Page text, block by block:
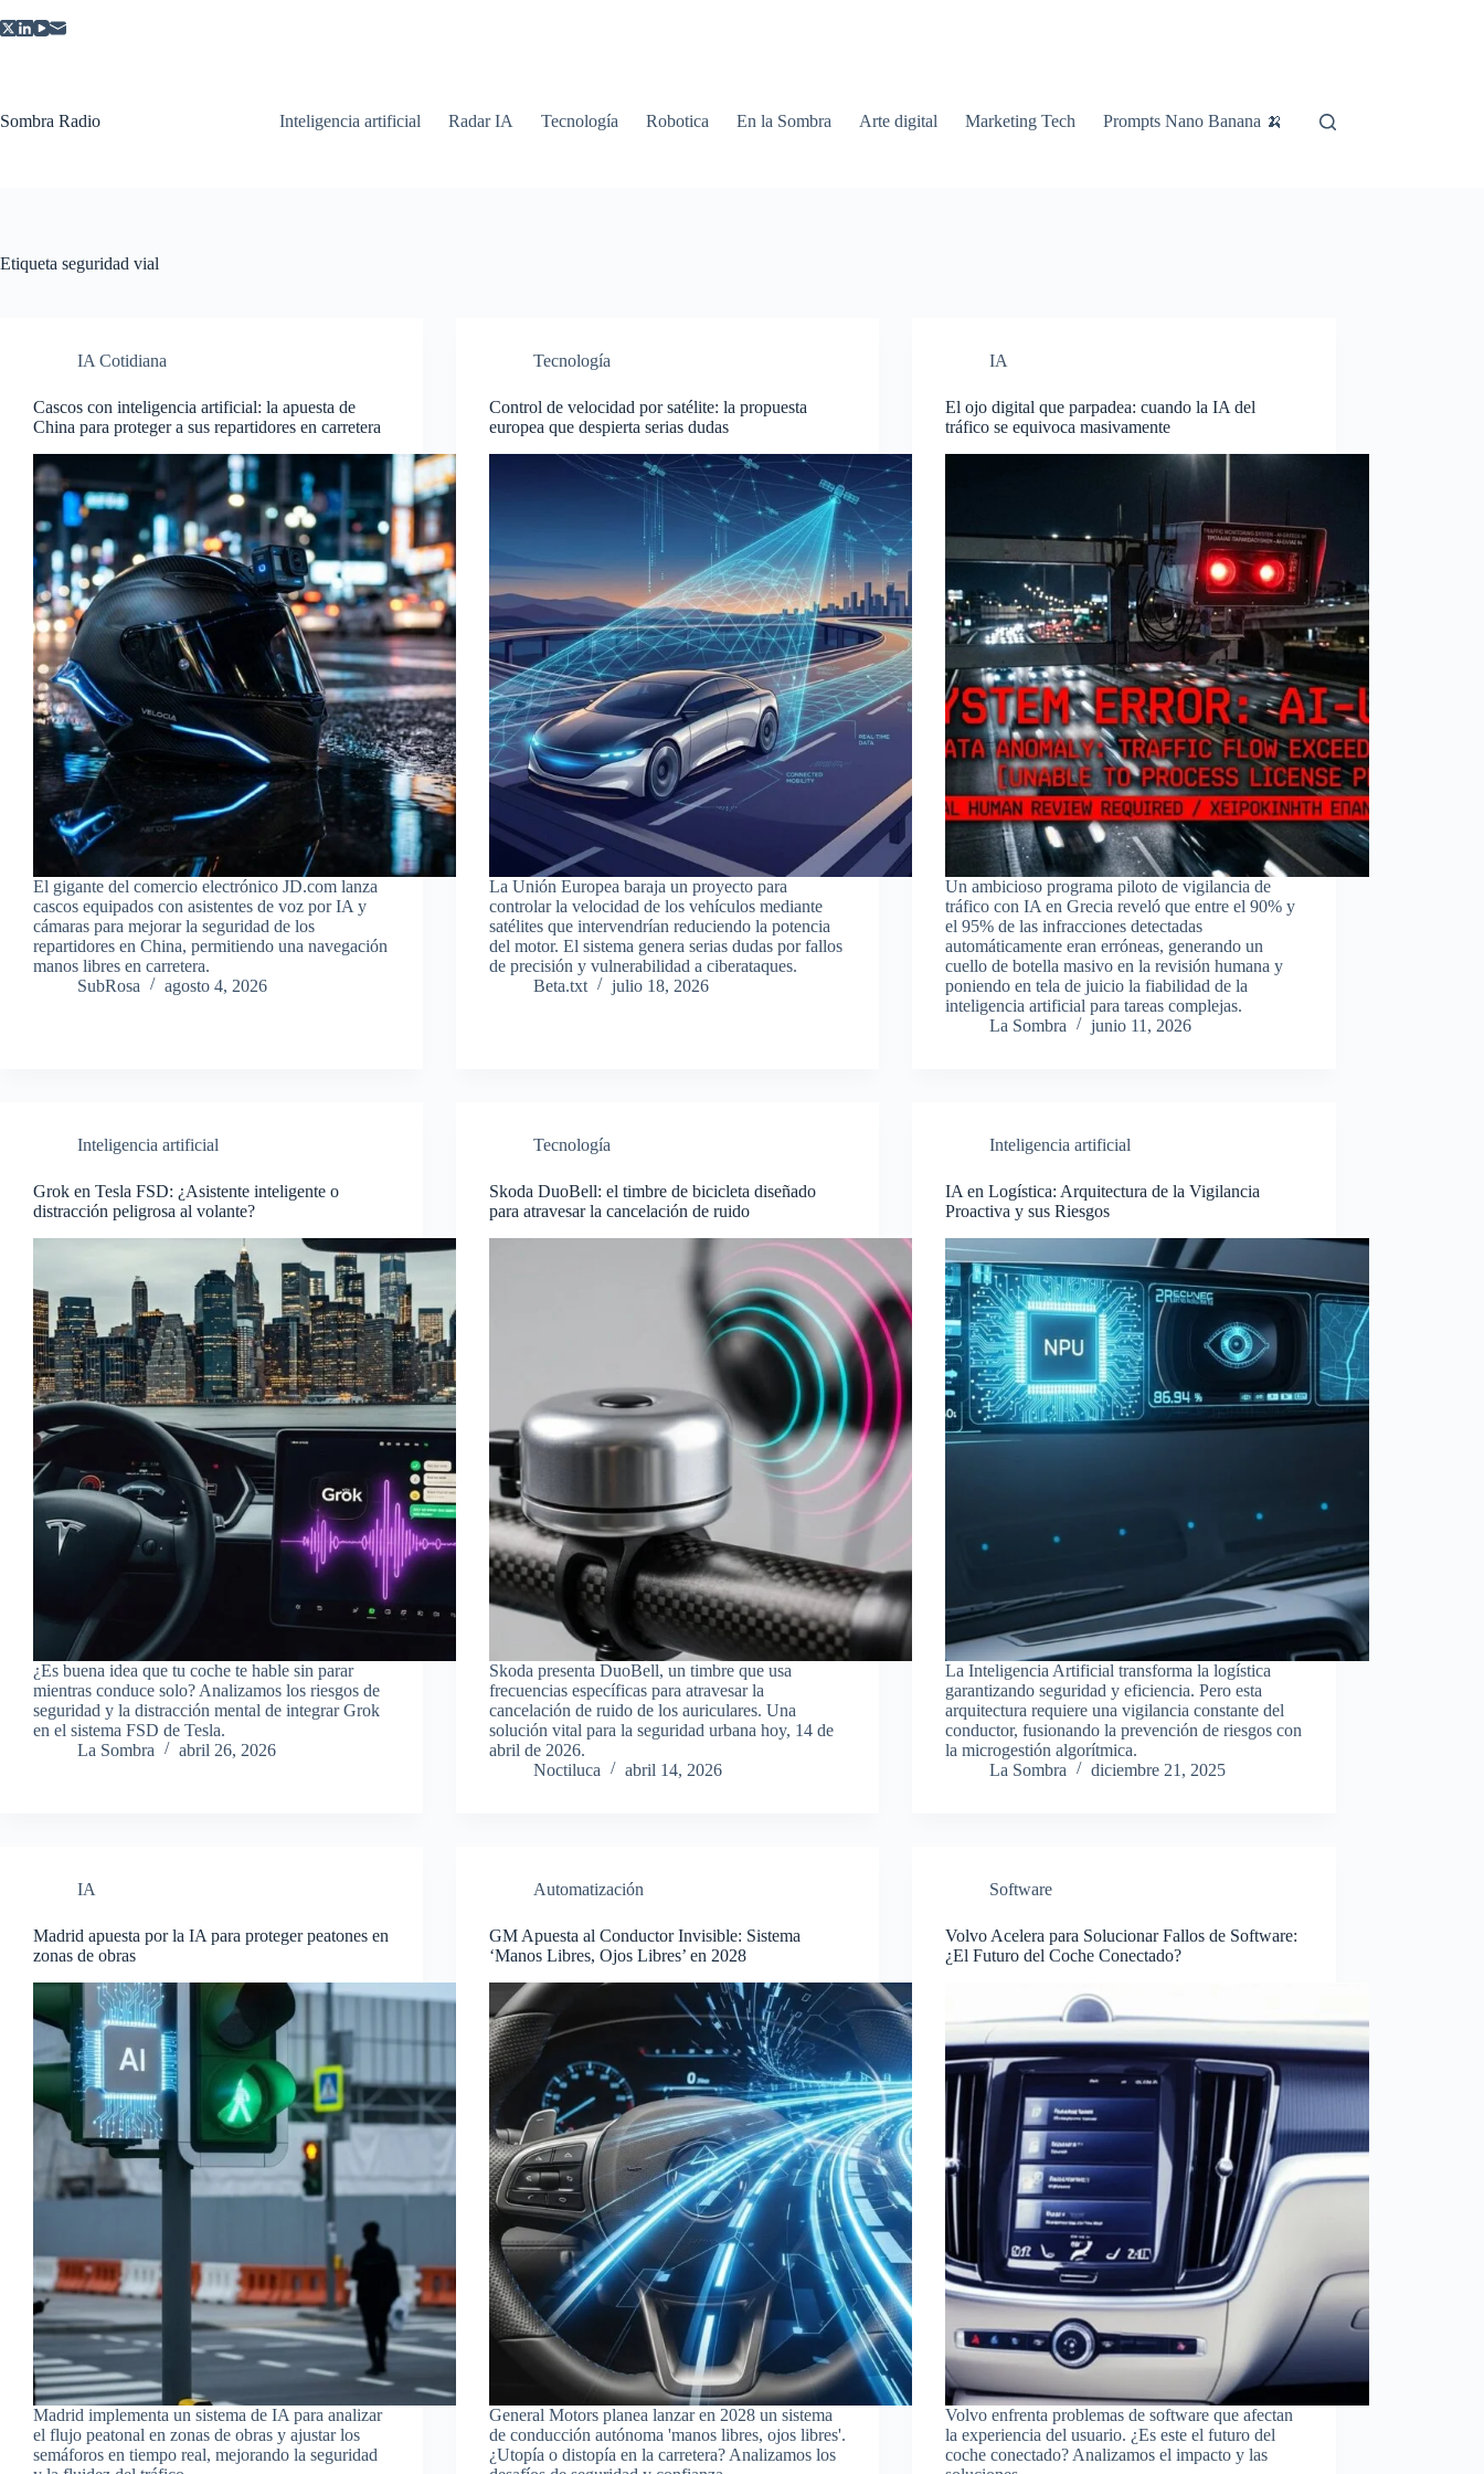
al
Sombra Radio Inteligencia artificial Radar IA Tecnología Robotica En la Sombra Arte digital Marketing Tech Prompts Nano Banana 🍌
Etiqueta seguridad vial
IA Cotidiana
Cascos con inteligencia artificial: la apuesta de
China para proteger a sus repartidores en carretera
El gigante del comercio electrónico JD.com lanza
cascos equipados con asistentes de voz por IA y
cámaras para mejorar la seguridad de los
repartidores en China, permitiendo una navegación
manos libres en carretera.
SubRosa
agosto 4, 2026
Tecnología
Control de velocidad por satélite: la propuesta
europea que despierta serias dudas
La Unión Europea baraja un proyecto para
controlar la velocidad de los vehículos mediante
satélites que intervendrían reduciendo la potencia
del motor. El sistema genera serias dudas por fallos
de precisión y vulnerabilidad a ciberataques.
Beta.txt
julio 18, 2026
IA
El ojo digital que parpadea: cuando la IA del
tráfico se equivoca masivamente
Un ambicioso programa piloto de vigilancia de
tráfico con IA en Grecia reveló que entre el 90% y
el 95% de las infracciones detectadas
automáticamente eran erróneas, generando un
cuello de botella masivo en la revisión humana y
poniendo en tela de juicio la fiabilidad de la
inteligencia artificial para tareas complejas.
La Sombra
junio 11, 2026
Inteligencia artificial
Grok en Tesla FSD: ¿Asistente inteligente o
distracción peligrosa al volante?
¿Es buena idea que tu coche te hable sin parar
mientras conduce solo? Analizamos los riesgos de
seguridad y la distracción mental de integrar Grok
en el sistema FSD de Tesla.
La Sombra
abril 26, 2026
Tecnología
Skoda DuoBell: el timbre de bicicleta diseñado
para atravesar la cancelación de ruido
Skoda presenta DuoBell, un timbre que usa
frecuencias específicas para atravesar la
cancelación de ruido de los auriculares. Una
solución vital para la seguridad urbana hoy, 14 de
abril de 2026.
Noctiluca
abril 14, 2026
Inteligencia artificial
IA en Logística: Arquitectura de la Vigilancia
Proactiva y sus Riesgos
La Inteligencia Artificial transforma la logística
garantizando seguridad y eficiencia. Pero esta
arquitectura requiere una vigilancia constante del
conductor, fusionando la prevención de riesgos con
la microgestión algorítmica.
La Sombra
diciembre 21, 2025
IA
Madrid apuesta por la IA para proteger peatones en
zonas de obras
Madrid implementa un sistema de IA para analizar
el flujo peatonal en zonas de obras y ajustar los
semáforos en tiempo real, mejorando la seguridad
Automatización
GM Apuesta al Conductor Invisible: Sistema
‘Manos Libres, Ojos Libres’ en 2028
General Motors planea lanzar en 2028 un sistema
de conducción autónoma 'manos libres, ojos libres'.
¿Utopía o distopía en la carretera? Analizamos los
Software
Volvo Acelera para Solucionar Fallos de Software:
¿El Futuro del Coche Conectado?
Volvo enfrenta problemas de software que afectan
la experiencia del usuario. ¿Es este el futuro del
coche conectado? Analizamos el impacto y las